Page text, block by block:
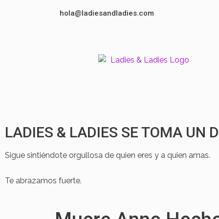
hola@ladiesandladies.com
LADIES & LADIES SE TOMA UN
Sigue sintiéndote orgullosa de quien eres y a quien amas.
Te abrazamos fuerte.